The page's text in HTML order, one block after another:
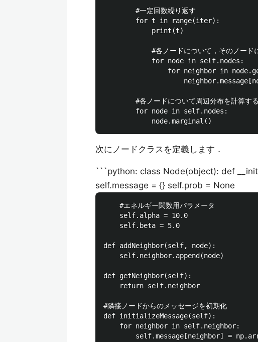
        #一定回数繰り返す
        for t in range(iter):
            print(t)
#各ノードについて，そのノード
            for node in self.nodes:
for neighbor in
        #各ノードについて周辺分布を計算する
        for node in self.nodes:
次にノードクラスを定義します．
```python: class Node(object): def
self.message = {} self.prob = None
    #エネルギー関数用パラメータ
    self.alpha = 10.0
    self.beta = 5.0
def addNeighbor(self, node):
    self.neighbor.append(node)
def getNeighbor(self):
    return self.neighbor
#隣接ノードからのメッセージを初期化
def initializeMessage(self):
    for neighbor in self.neighbor:
self.message[neighbor] =